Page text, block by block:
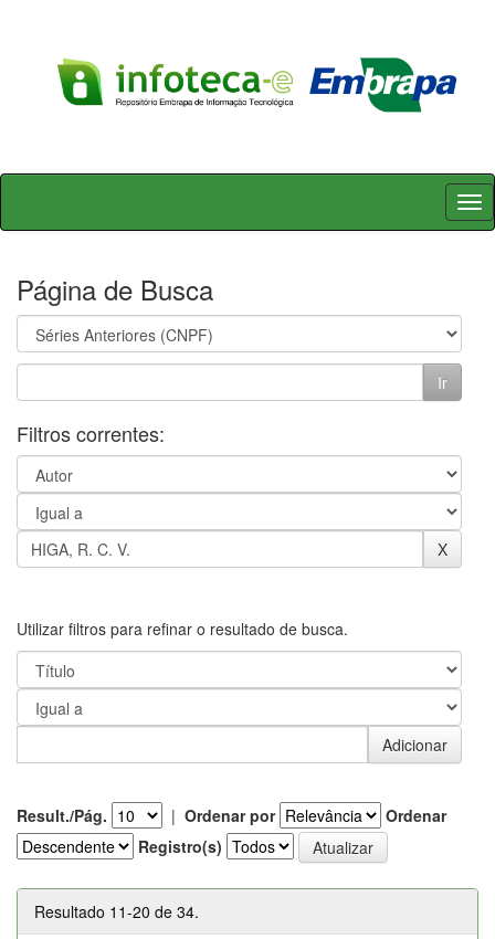
Skip
Página de Busca
Filtros correntes:
Utilizar filtros para refinar o resultado de busca.
Result./Pág. | Ordenar por
Ordenar
Registro(s)
Resultado 11-20 de 34.